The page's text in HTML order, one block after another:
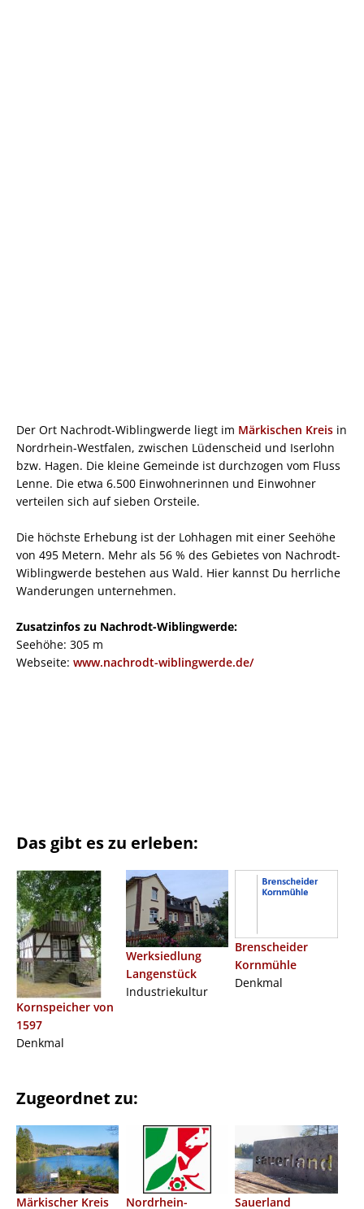
Der Ort Nachrodt-Wiblingwerde liegt im Märkischen Kreis in
Nordrhein-Westfalen, zwischen Lüdenscheid und Iserlohn
bzw. Hagen. Die kleine Gemeinde ist durchzogen vom Fluss
Lenne. Die etwa 6.500 Einwohnerinnen und Einwohner
verteilen sich auf sieben Orsteile.
Die höchste Erhebung ist der Lohhagen mit einer Seehöhe
von 495 Metern. Mehr als 56 % des Gebietes von Nachrodt-
Wiblingwerde bestehen aus Wald. Hier kannst Du herrliche
Wanderungen unternehmen.
Zusatzinfos zu Nachrodt-Wiblingwerde:
Seehöhe: 305 m
Webseite: www.nachrodt-wiblingwerde.de/
Das gibt es zu erleben:
Kornspeicher von
1597
Denkmal
Werksiedlung
Langenstück
Industriekultur
Brenscheider
Kornmühle
Denkmal
Zugeordnet zu:
Märkischer Kreis
Nordrhein-
Sauerland